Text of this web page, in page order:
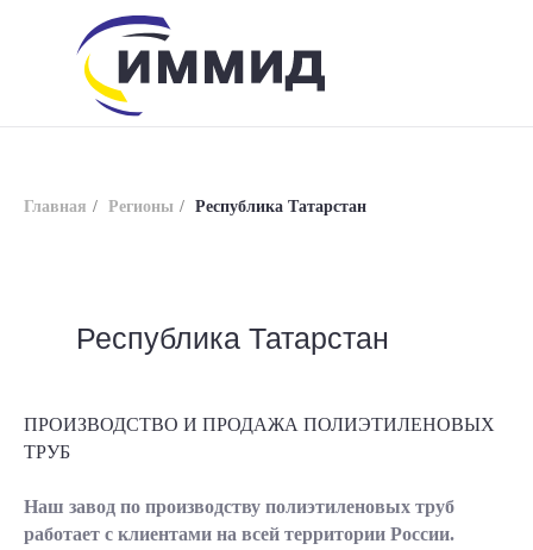
8 (800) 200-56-01
info@immid.ru
Главная / Регионы / Республика Татарстан
Республика Татарстан
ПРОИЗВОДСТВО И ПРОДАЖА ПОЛИЭТИЛЕНОВЫХ
ТРУБ
Наш завод по производству полиэтиленовых труб
работает с клиентами на всей территории России.